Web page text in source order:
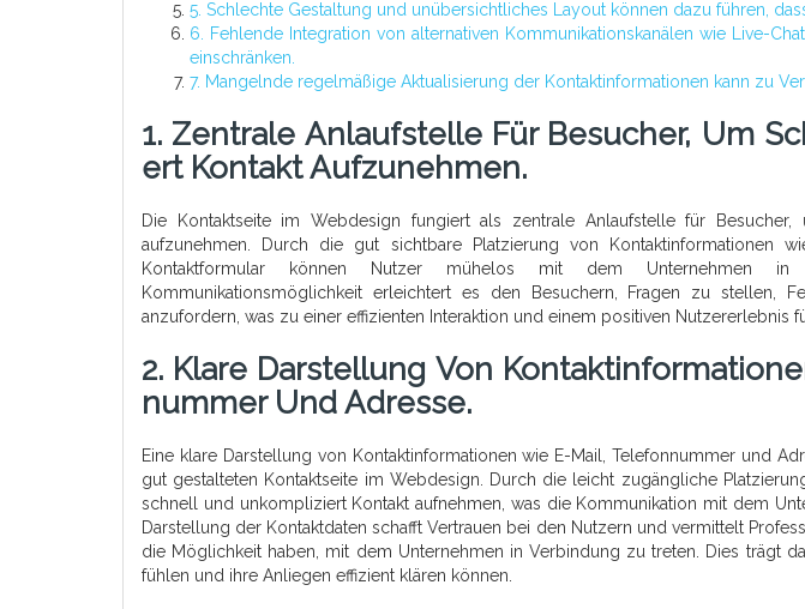
5. Schlechte Gestaltung und unübersichtliches Layout können dazu führen,
6. Fehlende Integration von alternativen Kommunikationskanälen wie Live-
einschränken.
7. Mangelnde regelmäßige Aktualisierung der Kontaktinformationen kann zu
1. Zentrale Anlaufstelle Für Besucher, Um
Ert Kontakt Aufzunehmen.
Die Kontaktseite im Webdesign fungiert als zentrale Anlaufstelle für
aufzunehmen. Durch die gut sichtbare Platzierung von Kontaktinformationen
Kontaktformular können Nutzer mühelos mit dem Unternehmen in
Kommunikationsmöglichkeit erleichtert es den Besuchern, Fragen zu stellen,
anzufordern, was zu einer effizienten Interaktion und einem positiven Nutzererlebnis
2. Klare Darstellung Von
Nummer Und Adresse.
Eine klare Darstellung von Kontaktinformationen wie E-Mail, Telefonnummer und
gut gestalteten Kontaktseite im Webdesign. Durch die leicht zugängliche
schnell und unkompliziert Kontakt aufnehmen, was die Kommunikation mit dem
Darstellung der Kontaktdaten schafft Vertrauen bei den Nutzern und vermittelt
die Möglichkeit haben, mit dem Unternehmen in Verbindung zu treten. Dies trägt
fühlen und ihre Anliegen effizient klären können.